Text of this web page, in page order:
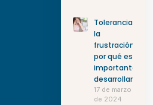
Tolerancia a
la
frustración:
por qué es
importante
desarrollarla
17 de marzo
de 2024